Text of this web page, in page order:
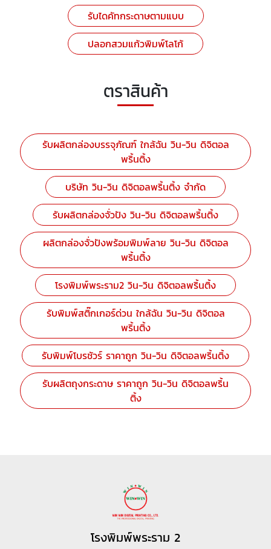
รับไดคัทกระดาษตามแบบ
ปลอกสวมแก้วพิมพ์โลโก้
ตราสินค้า
รับผลิตกล่องบรรจุภัณฑ์ ใกล้ฉัน วิน-วิน ดิจิตอล
พริ้นติ้ง
บริษัท วิน-วิน ดิจิตอลพริ้นติ้ง จำกัด
รับผลิตกล่องจั่วปัง วิน-วิน ดิจิตอลพริ้นติ้ง
ผลิตกล่องจั่วปังพร้อมพิมพ์ลาย วิน-วิน ดิจิตอล
พริ้นติ้ง
โรงพิมพ์พระราม2 วิน-วิน ดิจิตอลพริ้นติ้ง
รับพิมพ์สติ๊กเกอร์ด่วน ใกล้ฉัน วิน-วิน ดิจิตอล
พริ้นติ้ง
รับพิมพ์โบรชัวร์ ราคาถูก วิน-วิน ดิจิตอลพริ้นติ้ง
รับผลิตถุงกระดาษ ราคาถูก วิน-วิน ดิจิตอลพริ้น
ติ้ง
โรงพิมพ์พระราม 2